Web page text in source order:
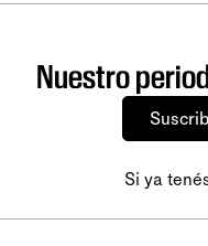
Nuestro
Si ya